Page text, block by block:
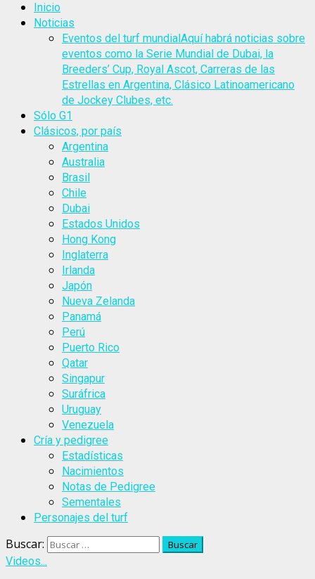
Inicio
Noticias
Eventos del turf mundialAquí habrá noticias sobre
eventos como la Serie Mundial de Dubai, la
Breeders’ Cup, Royal Ascot, Carreras de las
Estrellas en Argentina, Clásico Latinoamericano
de Jockey Clubes, etc.
Sólo G1
Clásicos, por país
Argentina
Australia
Brasil
Chile
Dubai
Estados Unidos
Hong Kong
Inglaterra
Irlanda
Japón
Nueva Zelanda
Panamá
Perú
Puerto Rico
Qatar
Singapur
Suráfrica
Uruguay
Venezuela
Cría y pedigree
Estadísticas
Nacimientos
Notas de Pedigree
Sementales
Personajes del turf
Buscar:
Videos...